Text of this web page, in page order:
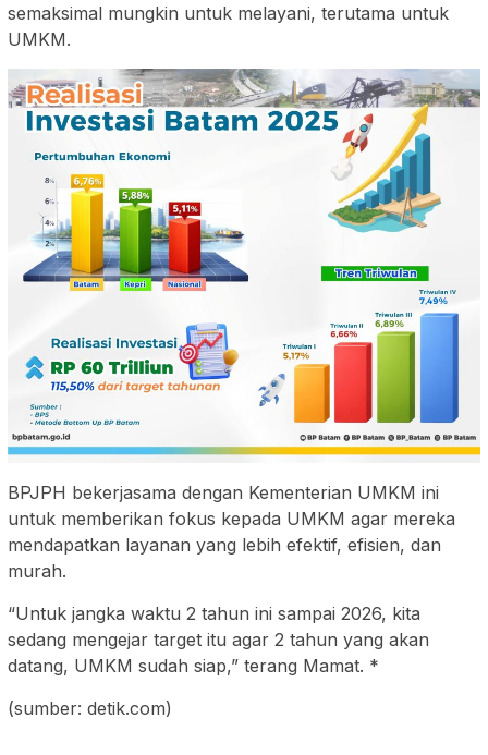
semaksimal mungkin untuk melayani, terutama untuk
UMKM.
BPJPH bekerjasama dengan Kementerian UMKM ini
untuk memberikan fokus kepada UMKM agar mereka
mendapatkan layanan yang lebih efektif, efisien, dan
murah.
“Untuk jangka waktu 2 tahun ini sampai 2026, kita
sedang mengejar target itu agar 2 tahun yang akan
datang, UMKM sudah siap,” terang Mamat. *
(sumber: detik.com)